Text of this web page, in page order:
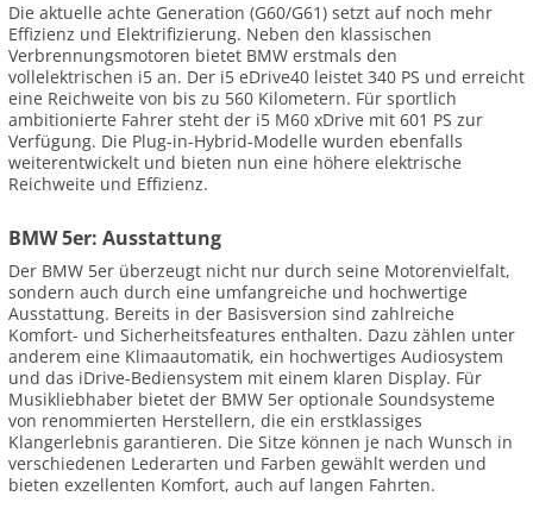
Die aktuelle achte Generation (G60/G61) setzt auf noch mehr
Effizienz und Elektrifizierung. Neben den klassischen
Verbrennungsmotoren bietet BMW erstmals den
vollelektrischen i5 an. Der i5 eDrive40 leistet 340 PS und erreicht
eine Reichweite von bis zu 560 Kilometern. Für sportlich
ambitionierte Fahrer steht der i5 M60 xDrive mit 601 PS zur
Verfügung. Die Plug-in-Hybrid-Modelle wurden ebenfalls
weiterentwickelt und bieten nun eine höhere elektrische
Reichweite und Effizienz.
BMW 5er: Ausstattung
Der BMW 5er überzeugt nicht nur durch seine Motorenvielfalt,
sondern auch durch eine umfangreiche und hochwertige
Ausstattung. Bereits in der Basisversion sind zahlreiche
Komfort- und Sicherheitsfeatures enthalten. Dazu zählen unter
anderem eine Klimaautomatik, ein hochwertiges Audiosystem
und das iDrive-Bediensystem mit einem klaren Display. Für
Musikliebhaber bietet der BMW 5er optionale Soundsysteme
von renommierten Herstellern, die ein erstklassiges
Klangerlebnis garantieren. Die Sitze können je nach Wunsch in
verschiedenen Lederarten und Farben gewählt werden und
bieten exzellenten Komfort, auch auf langen Fahrten.